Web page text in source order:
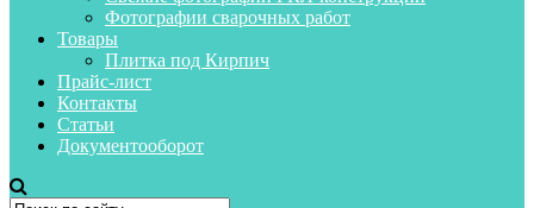
Фотографии сварочных работ
Товары
Плитка под Кирпич
Прайс-лист
Контакты
Статьи
Документооборот